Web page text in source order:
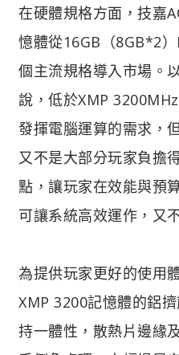
在硬體規格方面，技嘉
憶體從16GB（8GB*2
個主流規格導入市場。
說，低於XMP
發揮電腦運算的需求，
又不是大部分玩家負擔
點，讓玩家在效能與預
可讓系統高效運作，又
為提供玩家更好的使用
XMP 3200記憶體的鋁
持一體性，散熱片邊緣